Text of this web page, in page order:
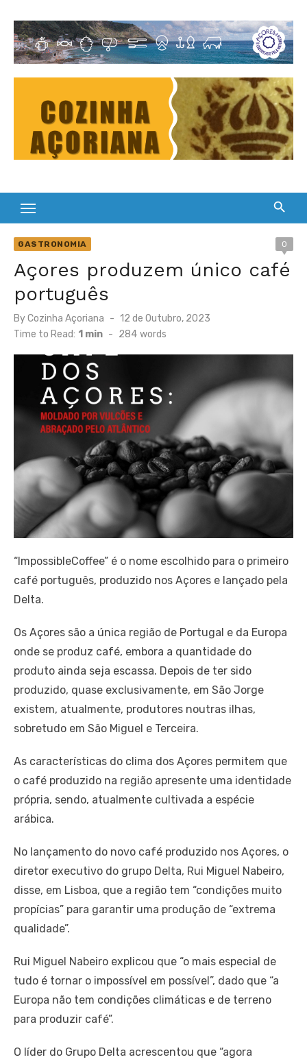
content
Cultura Gastronómica dos Açores
GASTRONOMIA 0
Açores produzem único café
português
ByCozinha Açoriana
Posted
on
12 de Outubro, 2023
Time to Read: 1 min - 284 words
“ImpossibleCoffee” é o nome escolhido para o primeiro
café português, produzido nos Açores e lançado pela
Delta.
Os Açores são a única região de Portugal e da Europa
onde se produz café, embora a quantidade do
produto ainda seja escassa. Depois de ter sido
produzido, quase exclusivamente, em São Jorge
existem, atualmente, produtores noutras ilhas,
sobretudo em São Miguel e Terceira.
As características do clima dos Açores permitem que
o café produzido na região apresente uma identidade
própria, sendo, atualmente cultivada a espécie
arábica.
No lançamento do novo café produzido nos Açores, o
diretor executivo do grupo Delta, Rui Miguel Nabeiro,
disse, em Lisboa, que a região tem “condições muito
propícias” para garantir uma produção de “extrema
qualidade”.
Rui Miguel Nabeiro explicou que “o mais especial de
tudo é tornar o impossível em possível”, dado que “a
Europa não tem condições climáticas e de terreno
para produzir café”.
O líder do Grupo Delta acrescentou que “agora